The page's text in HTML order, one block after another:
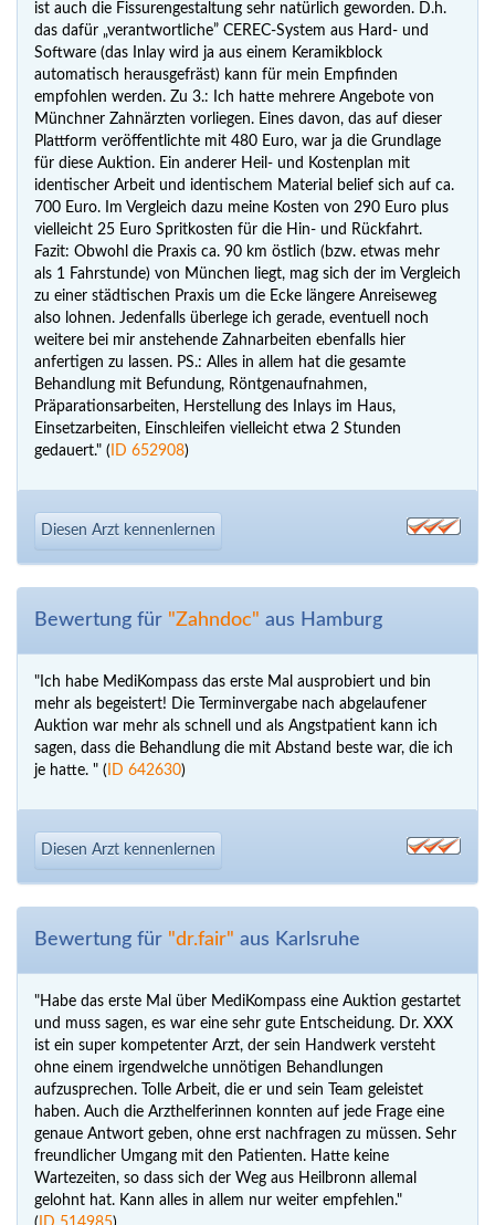
ist auch die Fissurengestaltung sehr natürlich geworden. D.h.
das dafür „verantwortliche” CEREC-System aus Hard- und
Software (das Inlay wird ja aus einem Keramikblock
automatisch herausgefräst) kann für mein Empfinden
empfohlen werden. Zu 3.: Ich hatte mehrere Angebote von
Münchner Zahnärzten vorliegen. Eines davon, das auf dieser
Plattform veröffentlichte mit 480 Euro, war ja die Grundlage
für diese Auktion. Ein anderer Heil- und Kostenplan mit
identischer Arbeit und identischem Material belief sich auf ca.
700 Euro. Im Vergleich dazu meine Kosten von 290 Euro plus
vielleicht 25 Euro Spritkosten für die Hin- und Rückfahrt.
Fazit: Obwohl die Praxis ca. 90 km östlich (bzw. etwas mehr
als 1 Fahrstunde) von München liegt, mag sich der im Vergleich
zu einer städtischen Praxis um die Ecke längere Anreiseweg
also lohnen. Jedenfalls überlege ich gerade, eventuell noch
weitere bei mir anstehende Zahnarbeiten ebenfalls hier
anfertigen zu lassen. PS.: Alles in allem hat die gesamte
Behandlung mit Befundung, Röntgenaufnahmen,
Präparationsarbeiten, Herstellung des Inlays im Haus,
Einsetzarbeiten, Einschleifen vielleicht etwa 2 Stunden
gedauert." ( ID 652908)
Diesen Arzt kennenlernen
Bewertung für "Zahndoc" aus Hamburg
"Ich habe MediKompass das erste Mal ausprobiert und bin
mehr als begeistert! Die Terminvergabe nach abgelaufener
Auktion war mehr als schnell und als Angstpatient kann ich
sagen, dass die Behandlung die mit Abstand beste war, die ich
je hatte. " ( ID 642630)
Diesen Arzt kennenlernen
Bewertung für "dr.fair" aus Karlsruhe
"Habe das erste Mal über MediKompass eine Auktion gestartet
und muss sagen, es war eine sehr gute Entscheidung. Dr. XXX
ist ein super kompetenter Arzt, der sein Handwerk versteht
ohne einem irgendwelche unnötigen Behandlungen
aufzusprechen. Tolle Arbeit, die er und sein Team geleistet
haben. Auch die Arzthelferinnen konnten auf jede Frage eine
genaue Antwort geben, ohne erst nachfragen zu müssen. Sehr
freundlicher Umgang mit den Patienten. Hatte keine
Wartezeiten, so dass sich der Weg aus Heilbronn allemal
gelohnt hat. Kann alles in allem nur weiter empfehlen."